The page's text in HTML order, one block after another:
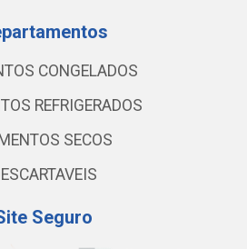
CONGELADOS
REFRIGERADOS
SECOS
Seguro